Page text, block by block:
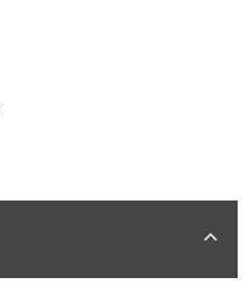
